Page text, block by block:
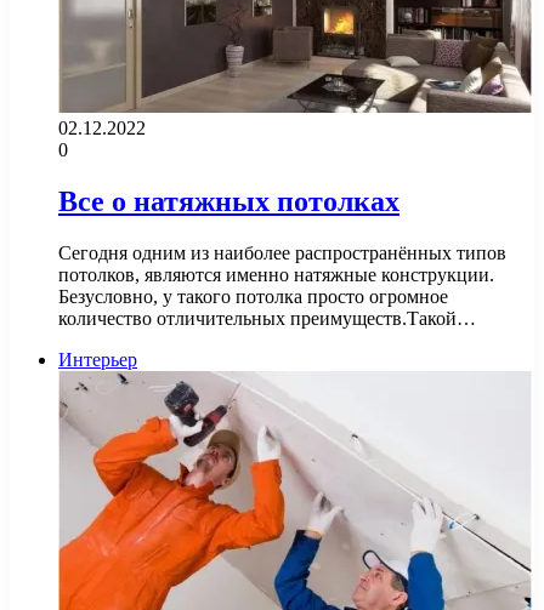
02.12.2022
0
Все о натяжных потолках
Сегодня одним из наиболее распространённых типов
потолков, являются именно натяжные конструкции.
Безусловно, у такого потолка просто огромное
количество отличительных преимуществ.Такой…
Интерьер